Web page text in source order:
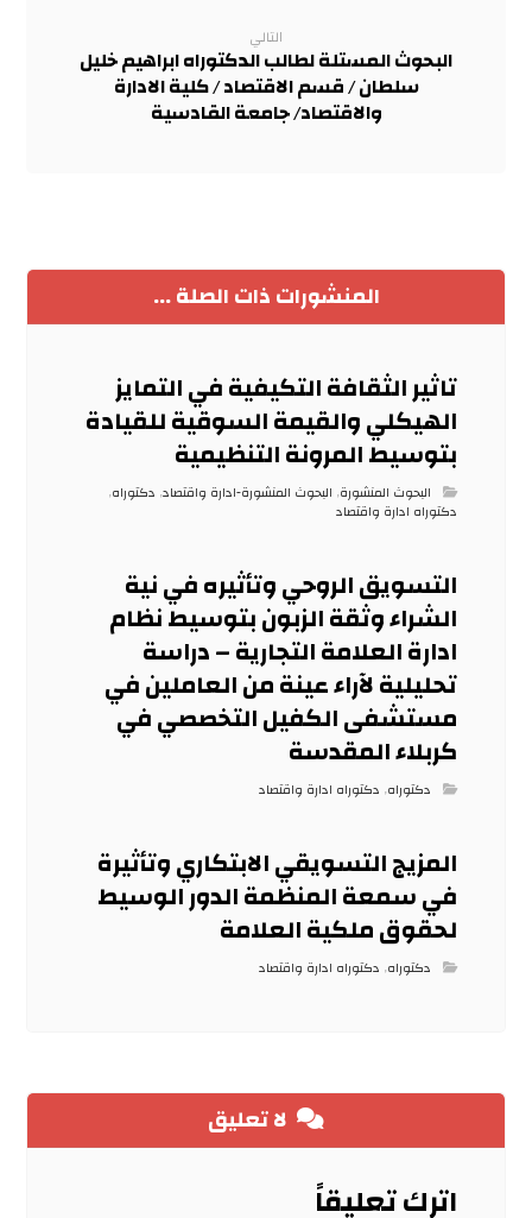
التالي
البحوث المستلة لطالب الدكتوراه ابراهيم خليل
سلطان / قسم الاقتصاد / كلية الادارة
والاقتصاد/ جامعة القادسية
المنشورات ذات الصلة ...
تاثير الثقافة التكيفية في التمايز
الهيكلي والقيمة السوقية للقيادة
بتوسيط المرونة التنظيمية
البحوث المنشورة, البحوث المنشورة-ادارة واقتصاد, دكتوراه,
دكتوراه ادارة واقتصاد
التسويق الروحي وتأثيره في نية
الشراء وثقة الزبون بتوسيط نظام
ادارة العلامة التجارية – دراسة
تحليلية لآراء عينة من العاملين في
مستشفى الكفيل التخصصي في
كربلاء المقدسة
دكتوراه, دكتوراه ادارة واقتصاد
المزيج التسويقي الابتكاري وتأثيرة
في سمعة المنظمة الدور الوسيط
لحقوق ملكية العلامة
دكتوراه, دكتوراه ادارة واقتصاد
لا تعليق
اترك تعليقاً